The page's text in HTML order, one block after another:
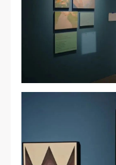
（1）、甲方为本协议
肖像权许可乙方作符
（2）、乙方中央美术
性、专业性、国际化
院美术馆与时代同行
术的空间氛围，竭诚
和观众进行良好互动
极策划国际、国内多
共教育活动，为美院
（1）、甲方为本协议
肖像权许可乙方作符
（2）、乙方中央美术
性、专业性、国际化
院美术馆与时代同行
术的空间氛围，竭诚
和观众进行良好互动
极策划国际、国内多
共教育活动，为美院
（1）、甲方为本协议
肖像权许可乙方作符
（2）、乙方中央美术
性、专业性、国际化
院美术馆与时代同行
术的空间氛围，竭诚
和观众进行良好互动
极策划国际、国内多
共教育活动，为美院